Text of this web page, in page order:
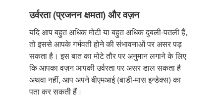
उर्वरता (प्रजनन क्षमता) और वज़न
यदि आप बहुत अधिक मोटी या बहुत अधिक दुबली-पतली हैं,
तो इससे आपके गर्भवती होने की संभावनाओं पर असर पड़
सकता है। इस बात का मोटे तौर पर अनुमान लगाने के लिए
कि आपका वज़न आपकी उर्वरता पर असर डाल सकता है
अथवा नहीं, आप अपने बीएमआई (बाडी-मास इन्डेक्स) का
पता कर सकती हैं।